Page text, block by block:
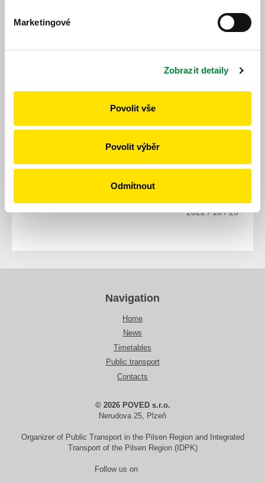
Marketingové
Zobrazit detaily
Povolit vše
Povolit výběr
Odmítnout
2022 / 10 / 25
Navigation
Home
News
Timetables
Public transport
Contacts
© 2026 POVED s.r.o.
Nerudova 25, Plzeň
Organizer of Public Transport in the Pilsen Region and Integrated
Transport of the Pilsen Region (IDPK)
Follow us on